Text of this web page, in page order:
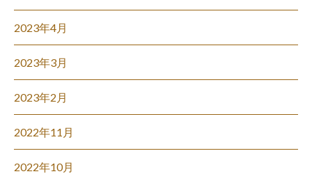
2023年4月
2023年3月
2023年2月
2022年11月
2022年10月